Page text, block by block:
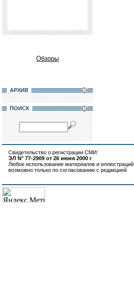
Обзоры
АРХИВ
ПОИСК
Свидетельство о регистрации СМИ:
ЭЛ N° 77-2909 от 26 июня 2000 г
Любое использование материалов и иллюстраций
возможно только по согласованию с редакцией